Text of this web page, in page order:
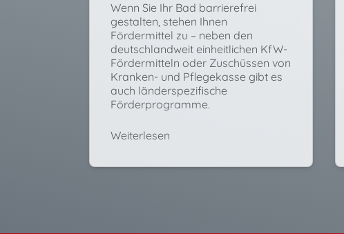
Wenn Sie Ihr Bad barrierefrei
gestalten, stehen Ihnen
Fördermittel zu – neben den
deutschlandweit einheitlichen KfW-
Fördermitteln oder Zuschüssen von
Kranken- und Pflegekasse gibt es
auch länderspezifische
Förderprogramme.
Weiterlesen